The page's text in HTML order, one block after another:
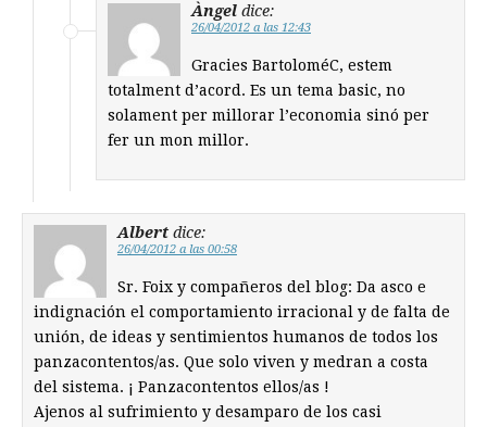
Àngel dice:
26/04/2012 a las 12:43
Gracies BartoloméC, estem
totalment d’acord. Es un tema basic, no
solament per millorar l’economia sinó per
fer un mon millor.
Albert dice:
26/04/2012 a las 00:58
Sr. Foix y compañeros del blog: Da asco e
indignación el comportamiento irracional y de falta de
unión, de ideas y sentimientos humanos de todos los
panzacontentos/as. Que solo viven y medran a costa
del sistema. ¡ Panzacontentos ellos/as !
Ajenos al sufrimiento y desamparo de los casi